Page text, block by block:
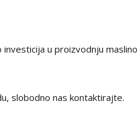
u proizvodnju
slobodno nas kontaktirajte.